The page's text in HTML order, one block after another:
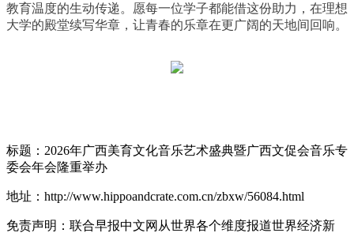
教育温度的生动传递。愿每一位学子都能借这份助力，在理想
大学的殿堂续写华章，让青春的乐章在更广阔的天地间回响。
标题：2026年广西美育文化音乐艺术盛典暨广西文促会音乐专
委会年会隆重举办
地址：http://www.hippoandcrate.com.cn/zbxw/56084.html
免责声明：联合早报中文网从世界各个维度报道世界经济新